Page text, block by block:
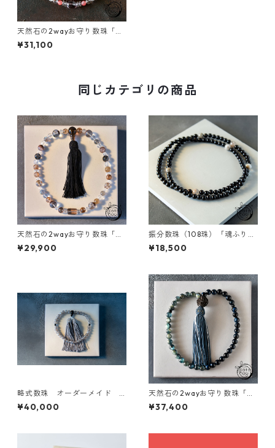
天然石の2wayお守り数珠「ふ
たえ-紡-」スーパーセブン イ
ンカローズ クンツァイト 略式
¥31,100
同じカテゴリの商品
天然石の2wayお守り数珠「ふ
たえ-紡-」ガウリィシャンカ
ール ゴールドルチルクォーツ
¥29,900
振分数珠（108珠）「魂ふり」
黒檀 ホワイトガーデンクォー
ツ パワーストーン
¥18,500
略式数珠 オーダーメイド 2
0240708 3点 アマゾナイ
ト グレーオニキス エンジ
¥40,000
天然石の2wayお守り数珠「ふ
たえ」ブルータイガーアイ カ
イヤナイト 略式念珠【魔除
¥37,400